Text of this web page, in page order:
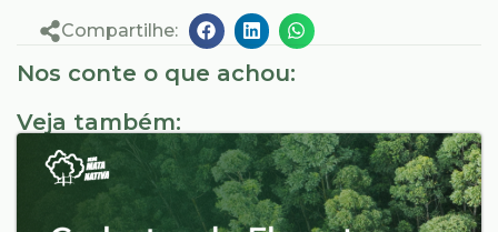
Compartilhe:
Nos conte o que achou:
Veja também: